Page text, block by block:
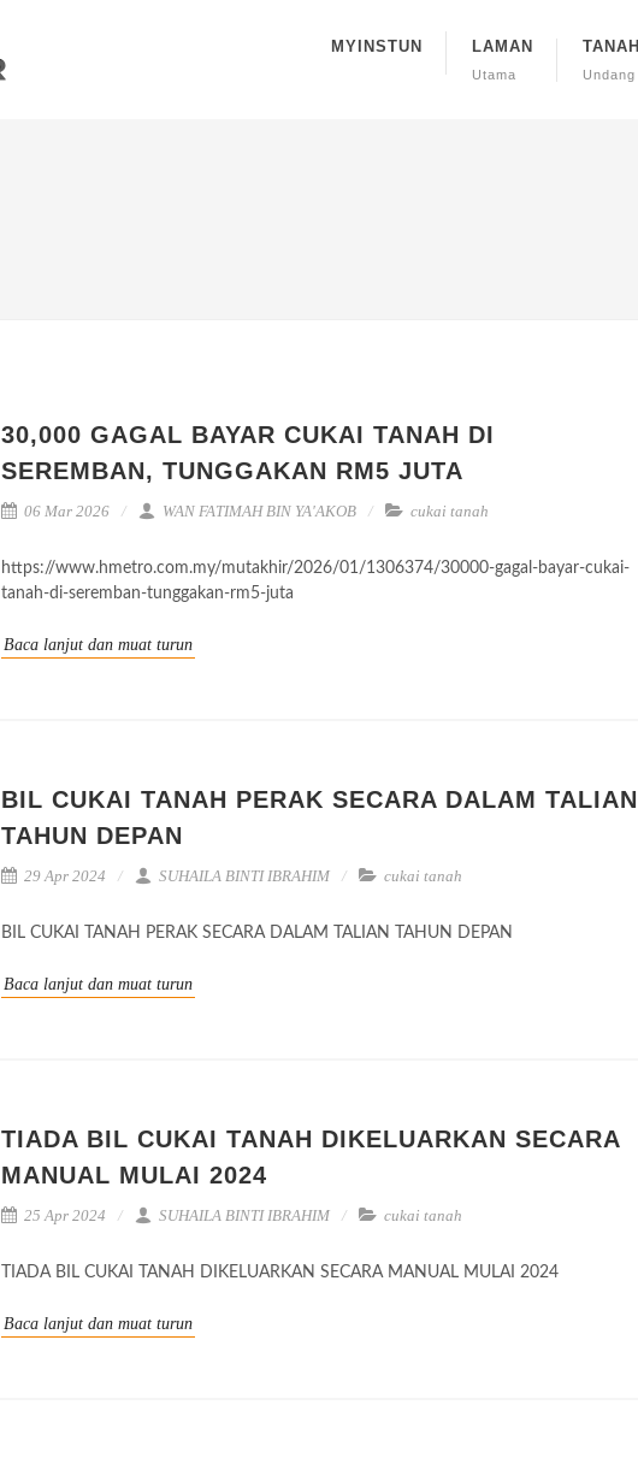
MYINSTUN LAMAN
Utama
TANAH
Undang
30,000 GAGAL BAYAR CUKAI TANAH DI
SEREMBAN, TUNGGAKAN RM5 JUTA
06 Mar 2026 WAN FATIMAH BIN YA'AKOB cukai tanah
https://www.hmetro.com.my/mutakhir/2026/01/1306374/30000-gagal-bayar-cukai-
tanah-di-seremban-tunggakan-rm5-juta
Baca lanjut dan muat turun
BIL CUKAI TANAH PERAK SECARA DALAM TALIAN
TAHUN DEPAN
29 Apr 2024 SUHAILA BINTI IBRAHIM cukai tanah
BIL CUKAI TANAH PERAK SECARA DALAM TALIAN TAHUN DEPAN
Baca lanjut dan muat turun
TIADA BIL CUKAI TANAH DIKELUARKAN SECARA
MANUAL MULAI 2024
25 Apr 2024 SUHAILA BINTI IBRAHIM cukai tanah
TIADA BIL CUKAI TANAH DIKELUARKAN SECARA MANUAL MULAI 2024
Baca lanjut dan muat turun